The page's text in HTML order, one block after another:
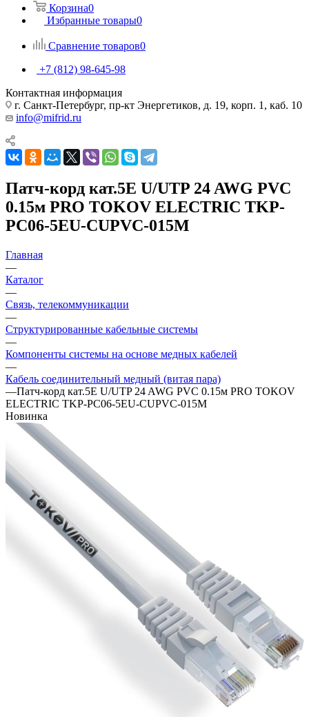
Корзина0
Избранные товары0
Сравнение товаров0
+7 (812) 98-645-98
Контактная информация
г. Санкт-Петербург, пр-кт Энергетиков, д. 19, корп. 1, каб. 10
info@mifrid.ru
Патч-корд кат.5E U/UTP 24 AWG PVC
0.15м PRO TOKOV ELECTRIC TKP-
PC06-5EU-CUPVC-015M
Главная
—
Каталог
—
Связь, телекоммуникации
—
Структурированные кабельные системы
—
Компоненты системы на основе медных кабелей
—
Кабель соединительный медный (витая пара)
—Патч-корд кат.5E U/UTP 24 AWG PVC 0.15м PRO TOKOV
ELECTRIC TKP-PC06-5EU-CUPVC-015M
Новинка